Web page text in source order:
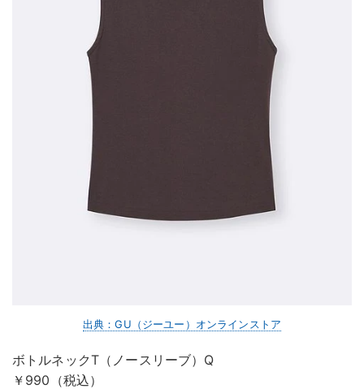
出典：GU（ジーユー）オンラインストア
ボトルネックT（ノースリーブ）Q
￥990（税込）